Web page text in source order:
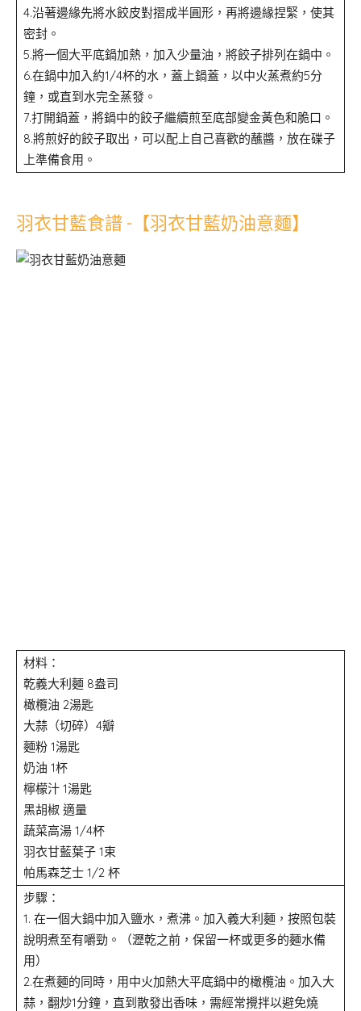
4.沿著邊緣先將水餃皮對摺成半圓形，再將邊緣捏緊，使其
密封。
5.將一個大平底鍋加熱，加入少量油，將餃子排列在鍋中。
6.在鍋中加入約1/4杯的水，蓋上鍋蓋，以中火蒸煮約5分
鐘，或直到水完全蒸發。
7.打開鍋蓋，將鍋中的餃子繼續煎至底部變金黃色和脆口。
8.將煎好的餃子取出，可以配上自己喜歡的蘸醬，放在碟子
上準備食用。
羽衣甘藍食譜 -【羽衣甘藍奶油意麵】
材料：
乾義大利麵 8盎司
橄欖油 2湯匙
大蒜（切碎）4瓣
麵粉 1湯匙
奶油 1杯
檸檬汁 1湯匙
黑胡椒 適量
蔬菜高湯 1/4杯
羽衣甘藍葉子 1束
帕馬森芝士 1/2 杯
步驟：
1. 在一個大鍋中加入鹽水，煮沸。加入義大利麵，按照包裝
說明煮至有嚼勁。（瀝乾之前，保留一杯或更多的麵水備
用）
2.在煮麵的同時，用中火加熱大平底鍋中的橄欖油。加入大
蒜，翻炒1分鐘，直到散發出香味，需經常攪拌以避免燒